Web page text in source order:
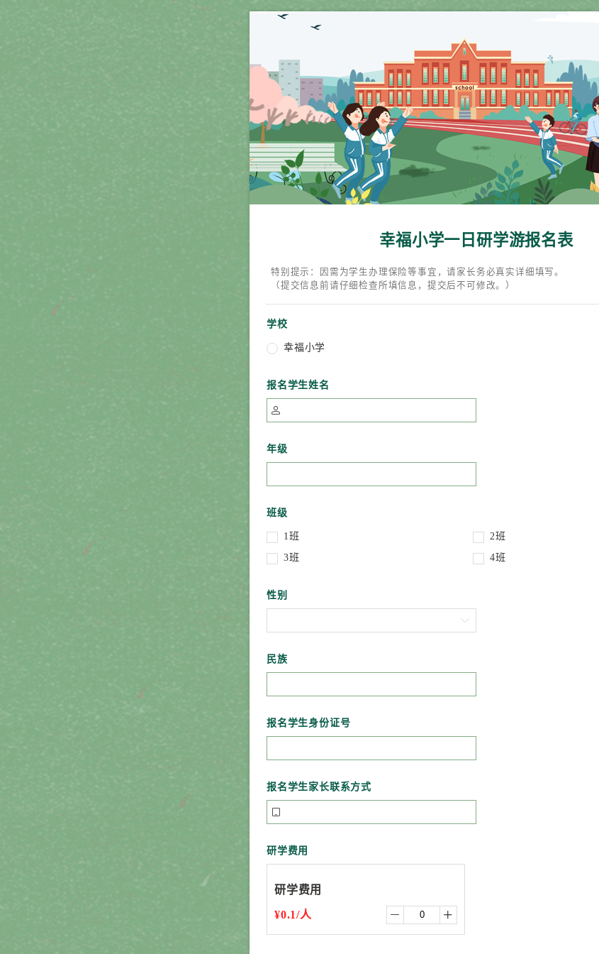
幸福小学一日研学游报名表
特别提示：因需为学生办理保险等事宜，请家长务必真实详细填写。
（提交信息前请仔细检查所填信息，提交后不可修改。）
学校
幸福小学
报名学生姓名

年级
班级
1班
2班
3班
4班
性别

民族
报名学生身份证号
报名学生家长联系方式

研学费用
研学费用
¥0.1/人  